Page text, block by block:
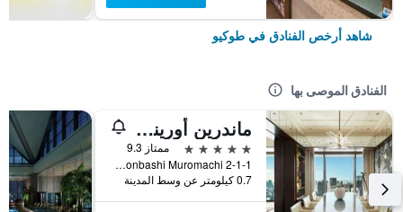
شاهد أرخص الفنادق في طوكيو
الفنادق الموصى بها
ماندرين أورينتال، طوكيو
5 نجوم
ممتاز 9.3
2-1-1 Nihonbashi Muromachi, طوكيو, اليابان
0.7 كيلومتر عن وسط المدينة